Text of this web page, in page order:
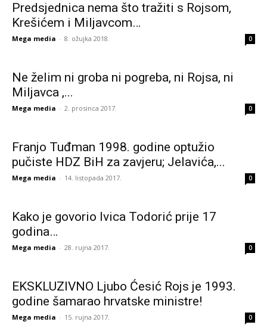
Predsjednica nema što tražiti s Rojsom,
Krešićem i Miljavcom…
Mega media - 8. ožujka 2018. 0
Ne želim ni groba ni pogreba, ni Rojsa, ni
Miljavca ,...
Mega media - 2. prosinca 2017. 0
Franjo Tuđman 1998. godine optužio
pučiste HDZ BiH za zavjeru; Jelavića,...
Mega media - 14. listopada 2017. 0
Kako je govorio Ivica Todorić prije 17
godina…
Mega media - 28. rujna 2017. 0
EKSKLUZIVNO Ljubo Ćesić Rojs je 1993.
godine šamarao hrvatske ministre!
Mega media - 15. rujna 2017. 0